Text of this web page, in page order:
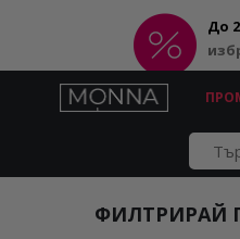
До
ФИЛТРИРАЙ